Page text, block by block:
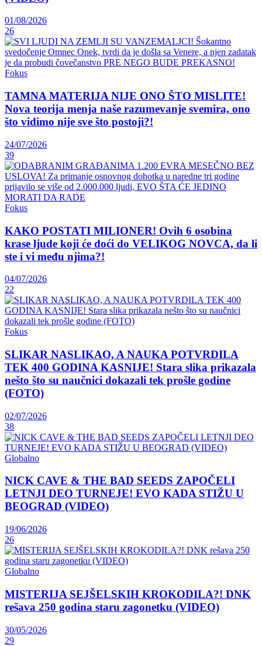
01/08/2026
26
Fokus
TAMNA MATERIJA NIJE ONO ŠTO MISLITE!
Nova teorija menja naše razumevanje svemira, ono
što vidimo nije sve što postoji?!
24/07/2026
39
Fokus
KAKO POSTATI MILIONER! Ovih 6 osobina
krase ljude koji će doći do VELIKOG NOVCA, da li
ste i vi među njima?!
04/07/2026
22
Fokus
SLIKAR NASLIKAO, A NAUKA POTVRDILA
TEK 400 GODINA KASNIJE! Stara slika prikazala
nešto što su naučnici dokazali tek prošle godine
(FOTO)
02/07/2026
38
Globalno
NICK CAVE & THE BAD SEEDS ZAPOČELI
LETNJI DEO TURNEJE! EVO KADA STIŽU U
BEOGRAD (VIDEO)
19/06/2026
26
Globalno
MISTERIJA SEJŠELSKIH KROKODILA?! DNK
rešava 250 godina staru zagonetku (VIDEO)
30/05/2026
29